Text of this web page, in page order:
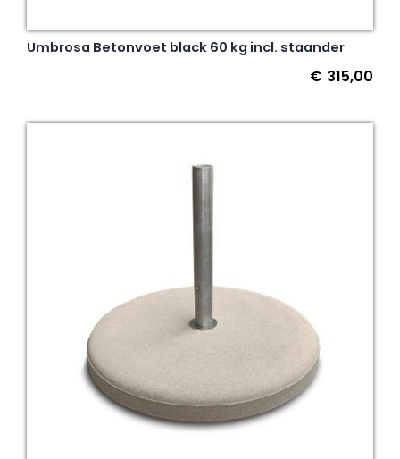
Umbrosa Betonvoet black 60 kg incl. staander
€ 315,00